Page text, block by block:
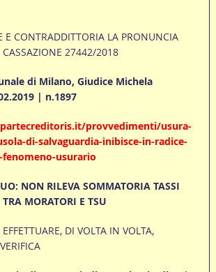
E CONTRADDITTORIA LA PRONUNCIA
CASSAZIONE 27442/2018
di Milano, Giudice Michela
| n.1897
provvedimenti/usura-
di-salvaguardia-inibisce-in-radice-
usurario
NON RILEVA SOMMATORIA TASSI
MORATORI E TSU
DI VOLTA IN VOLTA,